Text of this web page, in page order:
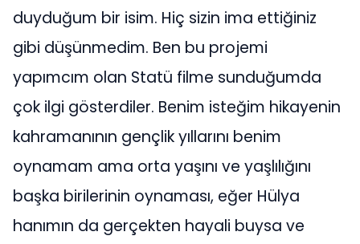
duyduğum bir isim. Hiç sizin ima ettiğiniz
gibi düşünmedim. Ben bu projemi
yapımcım olan Statü filme sunduğumda
çok ilgi gösterdiler. Benim isteğim hikayenin
kahramanının gençlik yıllarını benim
oynamam ama orta yaşını ve yaşlılığını
başka birilerinin oynaması, eğer Hülya
hanımın da gerçekten hayali buysa ve